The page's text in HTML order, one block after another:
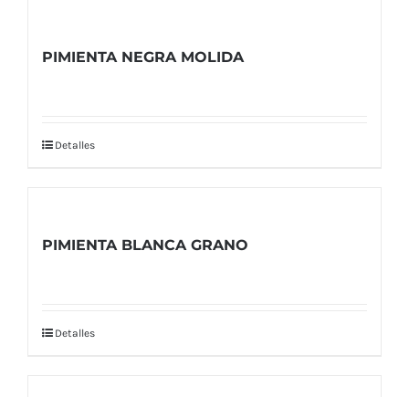
PIMIENTA NEGRA MOLIDA
Detalles
PIMIENTA BLANCA GRANO
Detalles